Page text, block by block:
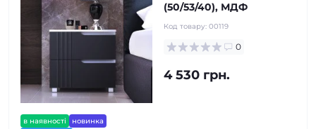
в наявності
новинка
(50/53/40), МДФ
Код товару: 00119
0
4 530 грн.